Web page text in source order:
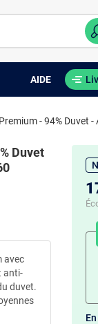
AIDE
- 94% Duvet
Duvet
avec
anti-
duvet.